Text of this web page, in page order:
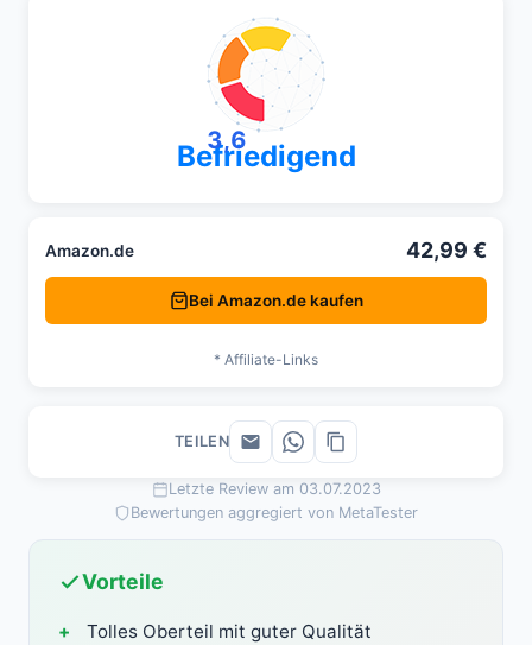
Letzte Review am 03.07.2023
Bewertungen aggregiert von MetaTester
Vorteile
Tolles Oberteil mit guter Qualität
3,6
Befriedigend
Amazon.de 42,99 €
Bei Amazon.de kaufen
* Affiliate-Links
TEILEN